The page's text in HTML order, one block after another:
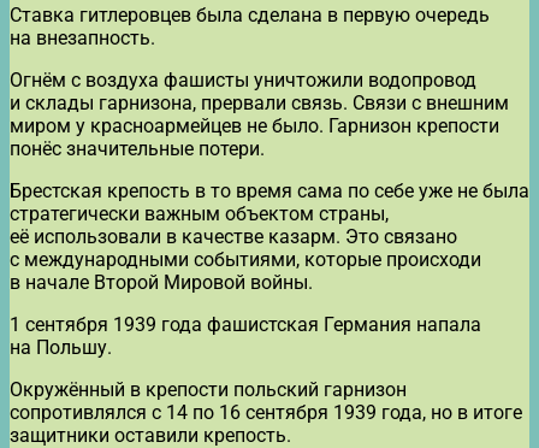
Ставка гитлеровцев была сделана в первую очередь
на внезапность.
Огнём с воздуха фашисты уничтожили водопровод
и склады гарнизона, прервали связь. Связи с внешним
миром у красноармейцев не было. Гарнизон крепости
понёс значительные потери.
Брестская крепость в то время сама по себе уже не была
стратегически важным объектом страны,
её использовали в качестве казарм. Это связано
с международными событиями, которые происходи
в начале Второй Мировой войны.
1 сентября 1939 года фашистская Германия напала
на Польшу.
Окружённый в крепости польский гарнизон
сопротивлялся с 14 по 16 сентября 1939 года, но в итоге
защитники оставили крепость.